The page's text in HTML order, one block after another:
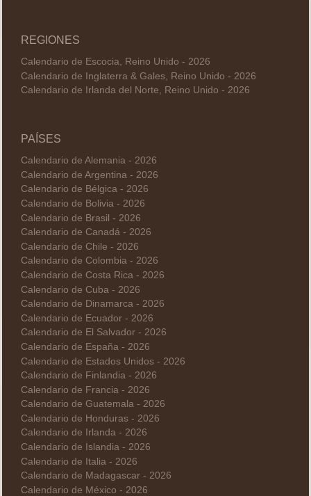
REGIONES
Calendario de Escocia, Reino Unido - 2026
Calendario de Inglaterra & Gales, Reino Unido - 2026
Calendario de Irlanda del Norte, Reino Unido - 2026
PAÍSES
Calendario de Alemania - 2026
Calendario de Argentina - 2026
Calendario de Bélgica - 2026
Calendario de Bolivia - 2026
Calendario de Brasil - 2026
Calendario de Canadá - 2026
Calendario de Chile - 2026
Calendario de Colombia - 2026
Calendario de Costa Rica - 2026
Calendario de Cuba - 2026
Calendario de Dinamarca - 2026
Calendario de Ecuador - 2026
Calendario de El Salvador - 2026
Calendario de España - 2026
Calendario de Estados Unidos - 2026
Calendario de Finlandia - 2026
Calendario de Francia - 2026
Calendario de Guatemala - 2026
Calendario de Honduras - 2026
Calendario de Irlanda - 2026
Calendario de Islandia - 2026
Calendario de Italia - 2026
Calendario de Madagascar - 2026
Calendario de México - 2026